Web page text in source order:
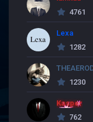
4761
Lexa
1282
1230
Kasper
762